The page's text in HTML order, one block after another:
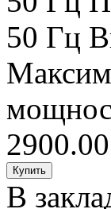
50 Гц
В